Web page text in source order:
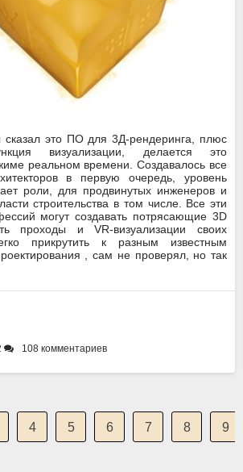
это ПО для 3Д-рендеринга, плюс
визуализации, делается это
реальном времени. Создавалось все
в первую очередь, уровень
роли, для продвинутых инженеров и
строительства в том числе. Все эти
могут создавать потрясающие 3D
проходы и VR-визуализации своих
прикрутить к разным известным
, сам не проверял, но так
108 комментариев
4 5 6 7 8 9